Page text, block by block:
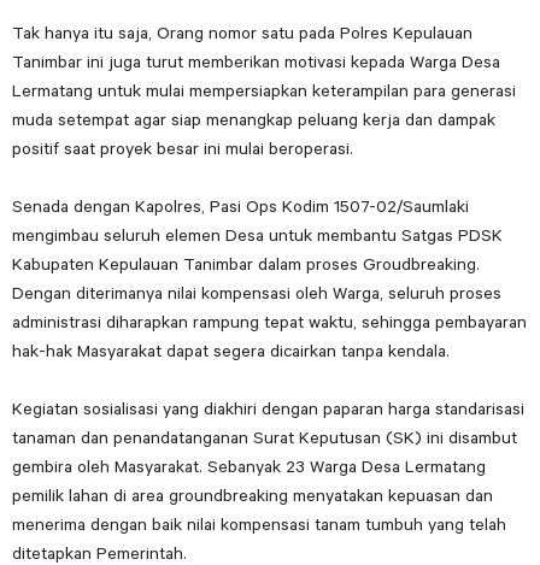
Tak hanya itu saja, Orang nomor satu pada Polres Kepulauan
Tanimbar ini juga turut memberikan motivasi kepada Warga Desa
Lermatang untuk mulai mempersiapkan keterampilan para generasi
muda setempat agar siap menangkap peluang kerja dan dampak
positif saat proyek besar ini mulai beroperasi.
Senada dengan Kapolres, Pasi Ops Kodim 1507-02/Saumlaki
mengimbau seluruh elemen Desa untuk membantu Satgas PDSK
Kabupaten Kepulauan Tanimbar dalam proses Groudbreaking.
Dengan diterimanya nilai kompensasi oleh Warga, seluruh proses
administrasi diharapkan rampung tepat waktu, sehingga pembayaran
hak-hak Masyarakat dapat segera dicairkan tanpa kendala.
Kegiatan sosialisasi yang diakhiri dengan paparan harga standarisasi
tanaman dan penandatanganan Surat Keputusan (SK) ini disambut
gembira oleh Masyarakat. Sebanyak 23 Warga Desa Lermatang
pemilik lahan di area groundbreaking menyatakan kepuasan dan
menerima dengan baik nilai kompensasi tanam tumbuh yang telah
ditetapkan Pemerintah.